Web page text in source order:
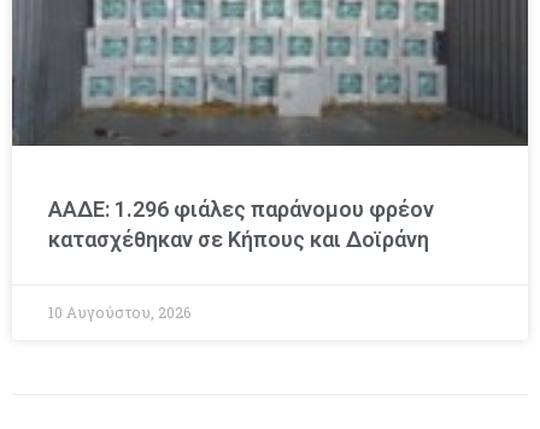
ΑΑΔΕ: 1.296 φιάλες παράνομου φρέον
κατασχέθηκαν σε Κήπους και Δοϊράνη
10 Αυγούστου, 2026